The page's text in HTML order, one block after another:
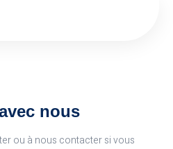
nous
ou à nous contacter si vous